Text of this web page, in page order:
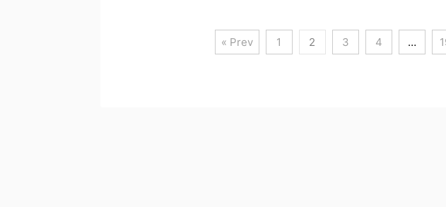
« Prev 1 2 3 4 …